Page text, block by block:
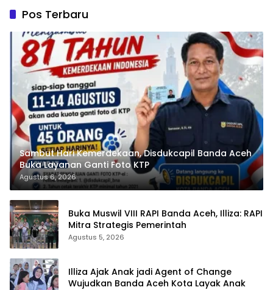
Pos Terbaru
Sambut Hari Kemerdekaan, Disdukcapil Banda Aceh
Buka Layanan Ganti Foto KTP
Agustus 6, 2026
Buka Muswil VIII RAPI Banda Aceh, Illiza: RAPI
Mitra Strategis Pemerintah
Agustus 5, 2026
Illiza Ajak Anak jadi Agent of Change
Wujudkan Banda Aceh Kota Layak Anak